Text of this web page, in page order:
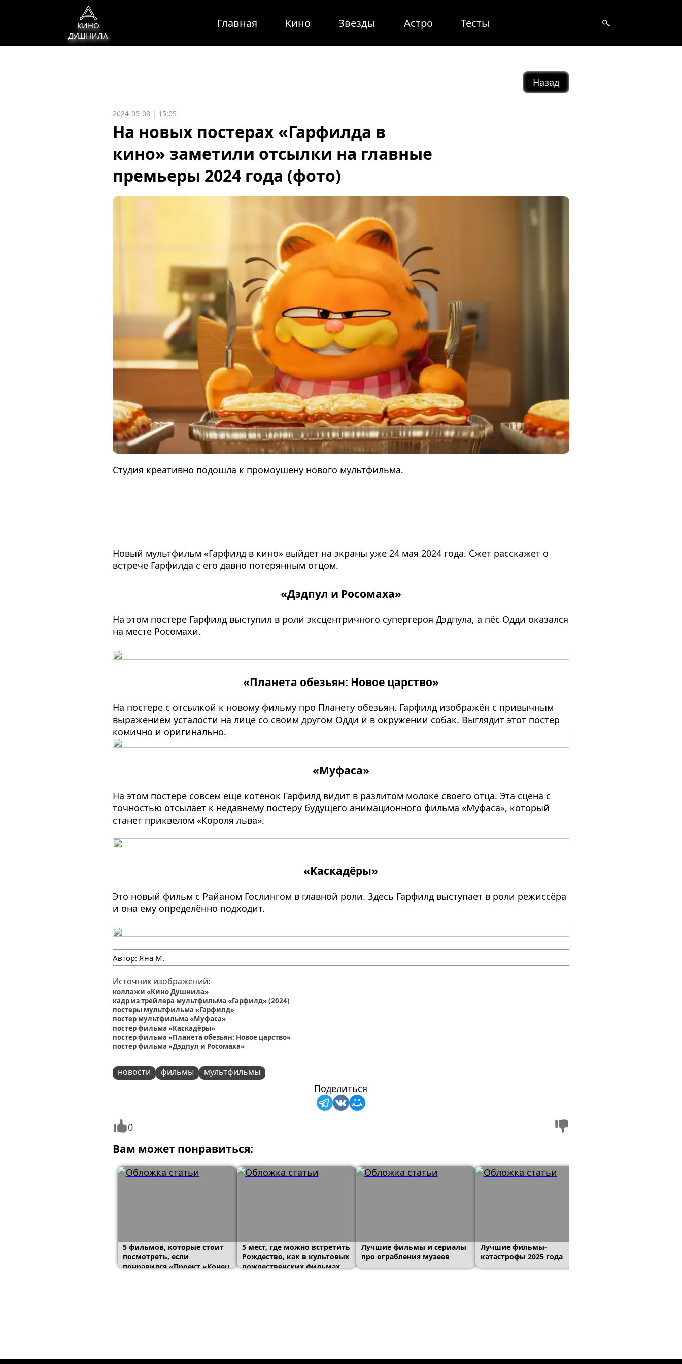
КИНО
ДУШНИЛА
Главная Кино Звезды Астро Тесты
Назад
2024-05-08 | 15:05
На новых постерах «Гарфилда в
кино» заметили отсылки на главные
премьеры 2024 года (фото)
Студия креативно подошла к промоушену нового мультфильма.
Новый мультфильм «Гарфилд в кино» выйдет на экраны уже 24 мая 2024 года. Сжет расскажет о
встрече Гарфилда с его давно потерянным отцом.
«Дэдпул и Росомаха»
На этом постере Гарфилд выступил в роли эксцентричного супергероя Дэдпула, а пёс Одди оказался
на месте Росомахи.
«Планета обезьян: Новое царство»
На постере с отсылкой к новому фильму про Планету обезьян, Гарфилд изображён с привычным
выражением усталости на лице со своим другом Одди и в окружении собак. Выглядит этот постер
комично и оригинально.
«Муфаса»
На этом постере совсем ещё котёнок Гарфилд видит в разлитом молоке своего отца. Эта сцена с
точностью отсылает к недавнему постеру будущего анимационного фильма «Муфаса», который
станет приквелом «Короля льва».
«Каскадёры»
Это новый фильм с Райаном Гослингом в главной роли. Здесь Гарфилд выступает в роли режиссёра
и она ему определённо подходит.
Автор: Яна М.
Источник изображений:
коллажи «Кино Душнила»
кадр из трейлера мультфильма «Гарфилд» (2024)
постеры мультфильма «Гарфилд»
постер мультфильма «Муфаса»
постер фильма «Каскадёры»
постер фильма «Планета обезьян: Новое царство»
постер фильма «Дэдпул и Росомаха»
новости фильмы мультфильмы
Поделиться
0
Вам может понравиться:
5 фильмов, которые стоит
посмотреть, если
понравился «Проект «Конец
5 мест, где можно встретить
Рождество, как в культовых
рождественских фильмах
Лучшие фильмы и сериалы
про ограбления музеев
Лучшие фильмы-
катастрофы 2025 года